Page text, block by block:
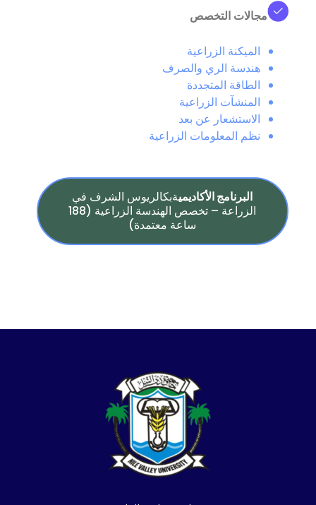
مجالات التخصص
الميكنة الزراعية
هندسة الري والصرف
الطاقة المتجددة
المنشآت الزراعية
الاستشعار عن بعد
نظم المعلومات الزراعية
البرنامج الأكاديميةبكالريوس الشرف في
الزراعة – تخصص الهندسة الزراعية (188
ساعة معتمدة)